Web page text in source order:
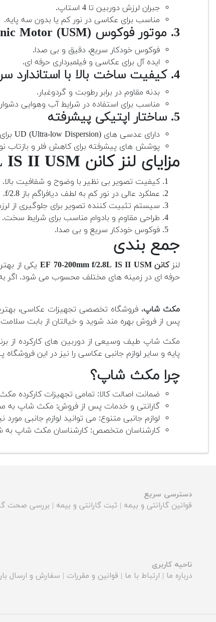
جبران لرزش دوربین تا 4 استاپ.
مناسب برای عکاسی در نور کم یا بدون سه پایه.
3. موتور فوکوس Ultrasonic Motor (USM)
فوکوس خودکار سریع، دقیق و بی صدا.
ایده آل برای عکاسی و فیلمبرداری حرفه ای.
4. کیفیت ساخت بالا با استاندارد سری L کانن
بدنه مقاوم در برابر رطوبت و گردوغبار.
مناسب برای استفاده در شرایط آب وهوایی
5. ساختار اپتیکی پیشرفته
دارای عدسی های UD (Ultra-low Dispersion) برای کاهش انحراف رنگی و بهبود وضوح تصویر.
پوشش های پیشرفته برای کاهش فلر و بازتاب
مزایای لنز کانن EF 70-200mm f/2.8L IS II USM
کیفیت تصویر بی نظیر با وضوح و شفافیت بالا.
عملکرد عالی در نور کم به لطف دیافراگم باز f/2.8.
سیستم تثبیت کننده تصویر برای جلوگیری از
طراحی مقاوم و بادوام مناسب برای شرایط سخت.
فوکوس خودکار سریع و بی صدا.
جمع بندی
لنزکانن EF 70-200mm f/2.8L IS II USM
یکی از
حرفه ای در زمینه های مختلف محسوب می شود. اگر به
مکث شاپ، فروشگاه تخصصی تجهیزات عکاسی،
پس از فروش بهره مند شوید و خیالتان از بابت سلامت
مکث شاپ طیف وسیعی از دوربین های کارکرده از
پایه و سایر لوازم جانبی عکاسی را نیز در این فروشگاه
چرا مکث شاپ؟
ضمانت اصالت کالا: تمامی تجهیزات کارکرده
گارانتی و خدمات پس از فروش: مکث شاپ به
لوازم جانبی متنوع: می توانید لوازم جانبی مورد
کارشناسان متخصص: کارشناسان مکث شاپ به
دسترسی سریع
قوانین گارانتی و بیمه | ثبت گارانتی و بیمه | بررسی صحت
ناحیه کاربری
درباره ما | ارتباط با ما | قوانین و مقررات | سفارش و ارسال بار